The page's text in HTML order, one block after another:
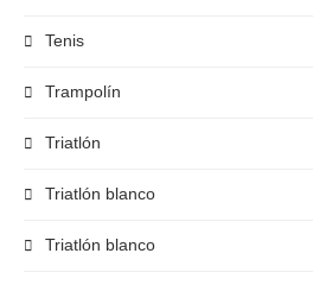
Tenis
Trampolín
Triatlón
Triatlón blanco
Triatlón blanco